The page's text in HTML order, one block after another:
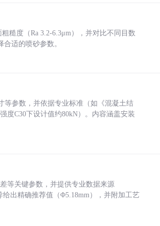
糙度（Ra 3.2-6.3μm），并对比不同目数
适的喷砂参数。
等参数，并依据专业标准（如《混凝土结
度C30下设计值约80kN）。内容涵盖安装
等关键参数，并提供专业数据来源
给出精确推荐值（Φ5.18mm），并附加工艺